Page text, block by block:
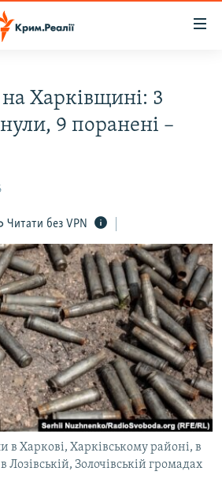
КРИМУ
Харківщині: 3
9 поранені –
Читати без VPN
в Харкові, Харківському районі, в
Лозівській, Золочівській громадах